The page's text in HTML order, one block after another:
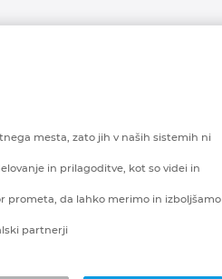
mesta, zato jih v naših sistemih ni
in prilagoditve, kot so videi in
prometa, da lahko merimo in izboljšamo
partnerji